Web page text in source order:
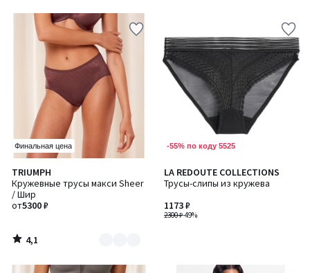
Финальная цена
TRIUMPH
Кружевные трусы макси Sheer
/ Шир
от5300 ₽
4,1
/ 5
Количество
цветов:
3
4,1
/
-55% по коду 5525
LA REDOUTE COLLECTIONS
Трусы-слипы из кружева
2300 ₽-49%
1173 ₽